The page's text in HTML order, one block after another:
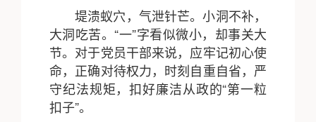
堤溃蚁穴，气泄针芒。小洞不补，
大洞吃苦。“一”字看似微小，却事关大
节。对于党员干部来说，应牢记初心使
命，正确对待权力，时刻自重自省，严
守纪法规矩，扣好廉洁从政的“第一粒
扣子”。